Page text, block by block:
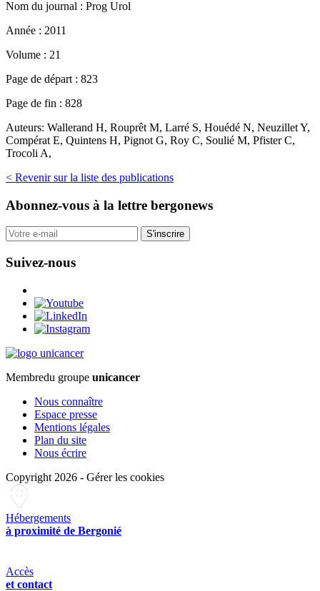
Nom du journal : Prog Urol
Année : 2011
Volume : 21
Page de départ : 823
Page de fin : 828
Auteurs: Wallerand H, Rouprêt M, Larré S, Houédé N, Neuzillet Y,
Compérat E, Quintens H, Pignot G, Roy C, Soulié M, Pfister C,
Trocoli A,
< Revenir sur la liste des publications
Abonnez-vous à la lettre bergonews
S'inscrire
Suivez-nous
Membredu groupe unicancer
Nous connaître
Espace presse
Mentions légales
Plan du site
Nous écrire
Copyright 2026 - Gérer les cookies
Hébergements
à proximité de Bergonié
Accès
et contact